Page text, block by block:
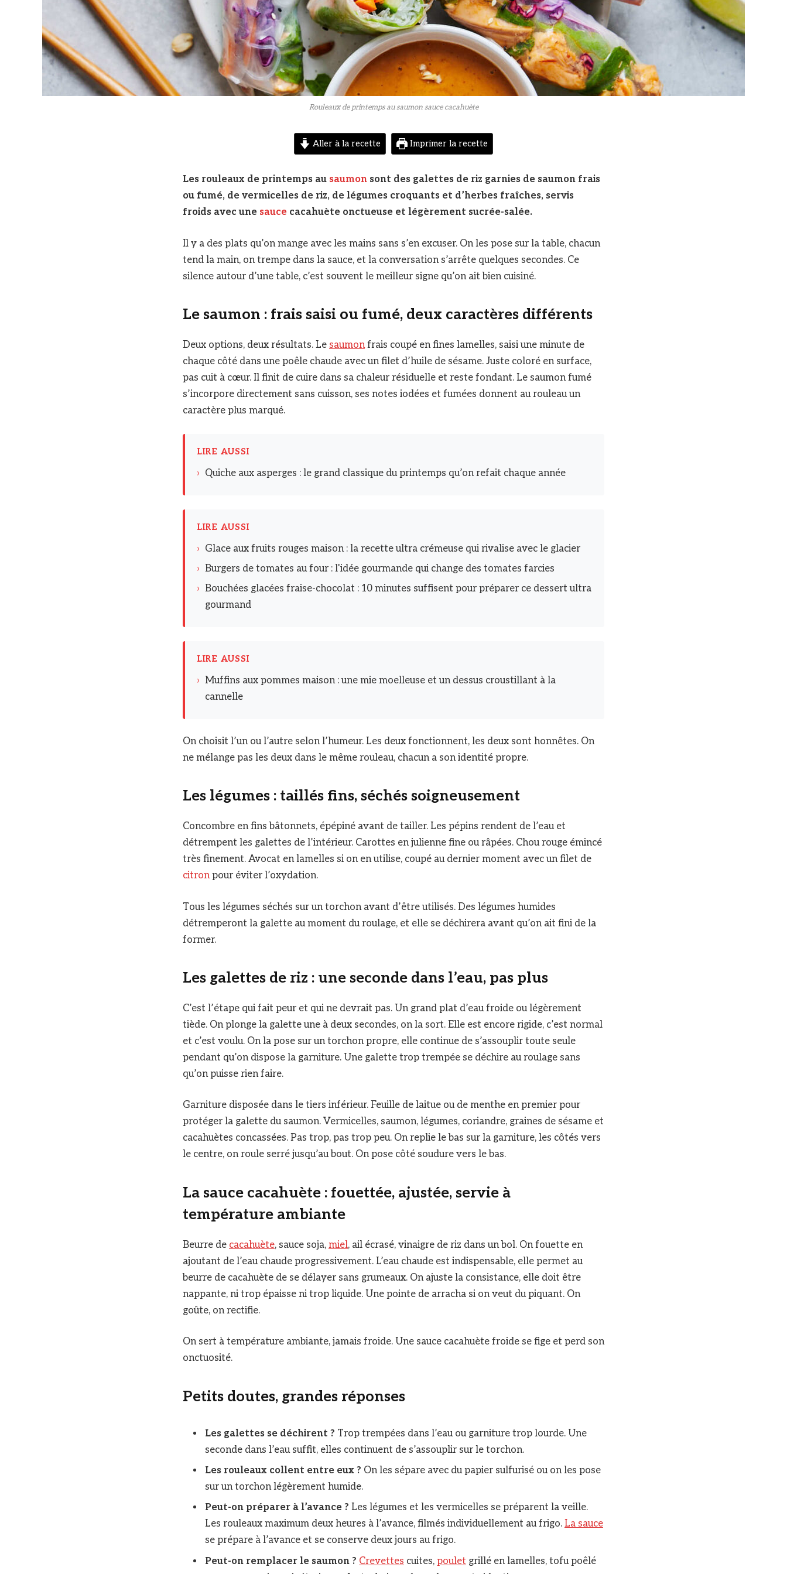
Rouleaux de printemps au saumon sauce cacahuète
Aller à la recette Imprimer la recette
Les rouleaux de printemps au saumon sont des galettes de riz garnies de saumon frais
ou fumé, de vermicelles de riz, de légumes croquants et d’herbes fraîches, servis
froids avec une sauce cacahuète onctueuse et légèrement sucrée-salée.
Il y a des plats qu’on mange avec les mains sans s’en excuser. On les pose sur la table, chacun
tend la main, on trempe dans la sauce, et la conversation s’arrête quelques secondes. Ce
silence autour d’une table, c’est souvent le meilleur signe qu’on ait bien cuisiné.
Le saumon : frais saisi ou fumé, deux caractères différents
Deux options, deux résultats. Le saumonfrais coupé en fines lamelles, saisi une minute de
chaque côté dans une poêle chaude avec un filet d’huile de sésame. Juste coloré en surface,
pas cuit à cœur. Il finit de cuire dans sa chaleur résiduelle et reste fondant. Le saumon fumé
s’incorpore directement sans cuisson, ses notes iodées et fumées donnent au rouleau un
caractère plus marqué.
LIRE AUSSI
› Quiche aux asperges : le grand classique du printemps qu’on refait chaque année
LIRE AUSSI
› Glace aux fruits rouges maison : la recette ultra crémeuse qui rivalise avec le glacier
› Burgers de tomates au four : l'idée gourmande qui change des tomates farcies
› Bouchées glacées fraise-chocolat : 10 minutes suffisent pour préparer ce dessert ultra
gourmand
LIRE AUSSI
› Muffins aux pommes maison : une mie moelleuse et un dessus croustillant à la
cannelle
On choisit l’un ou l’autre selon l’humeur. Les deux fonctionnent, les deux sont honnêtes. On
ne mélange pas les deux dans le même rouleau, chacun a son identité propre.
Les légumes : taillés fins, séchés soigneusement
Concombre en fins bâtonnets, épépiné avant de tailler. Les pépins rendent de l’eau et
détrempent les galettes de l’intérieur. Carottes en julienne fine ou râpées. Chou rouge émincé
très finement. Avocat en lamelles si on en utilise, coupé au dernier moment avec un filet de
citronpour éviter l’oxydation.
Tous les légumes séchés sur un torchon avant d’être utilisés. Des légumes humides
détremperont la galette au moment du roulage, et elle se déchirera avant qu’on ait fini de la
former.
Les galettes de riz : une seconde dans l’eau, pas plus
C’est l’étape qui fait peur et qui ne devrait pas. Un grand plat d’eau froide ou légèrement
tiède. On plonge la galette une à deux secondes, on la sort. Elle est encore rigide, c’est normal
et c’est voulu. On la pose sur un torchon propre, elle continue de s’assouplir toute seule
pendant qu’on dispose la garniture. Une galette trop trempée se déchire au roulage sans
qu’on puisse rien faire.
Garniture disposée dans le tiers inférieur. Feuille de laitue ou de menthe en premier pour
protéger la galette du saumon. Vermicelles, saumon, légumes, coriandre, graines de sésame et
cacahuètes concassées. Pas trop, pas trop peu. On replie le bas sur la garniture, les côtés vers
le centre, on roule serré jusqu’au bout. On pose côté soudure vers le bas.
La sauce cacahuète : fouettée, ajustée, servie à
température ambiante
Beurre de cacahuète, sauce soja, miel, ail écrasé, vinaigre de riz dans un bol. On fouette en
ajoutant de l’eau chaude progressivement. L’eau chaude est indispensable, elle permet au
beurre de cacahuète de se délayer sans grumeaux. On ajuste la consistance, elle doit être
nappante, ni trop épaisse ni trop liquide. Une pointe de arracha si on veut du piquant. On
goûte, on rectifie.
On sert à température ambiante, jamais froide. Une sauce cacahuète froide se fige et perd son
onctuosité.
Petits doutes, grandes réponses
Les galettes se déchirent ? Trop trempées dans l’eau ou garniture trop lourde. Une
seconde dans l’eau suffit, elles continuent de s’assouplir sur le torchon.
Les rouleaux collent entre eux ? On les sépare avec du papier sulfurisé ou on les pose
sur un torchon légèrement humide.
Peut-on préparer à l’avance ? Les légumes et les vermicelles se préparent la veille.
Les rouleaux maximum deux heures à l’avance, filmés individuellement au frigo. La sauce
se prépare à l’avance et se conserve deux jours au frigo.
Peut-on remplacer le saumon ? Crevettes cuites, poulet grillé en lamelles, tofu poêlé